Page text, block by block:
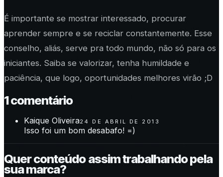
É importante se mostrar interessado, procurar
aprender sempre e se reciclar constantemente. Esse
conselho, aliás, serve pra todo mundo, não só para os
iniciantes. Saiba se valorizar, tenha humildade e
paciência, que logo, oportunidades melhores virão ;D
1comentário
Kaique Oliveira24 DE ABRIL DE 2013
Isso foi um bom desabafo! =)
Quer conteúdo assim trabalhando pela
sua marca?